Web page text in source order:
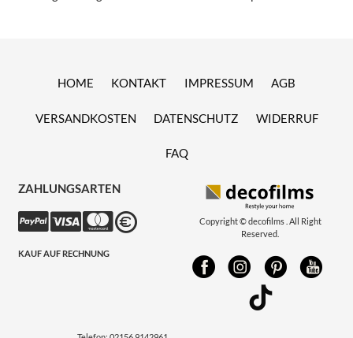
HOME KONTAKT IMPRESSUM AGB
VERSANDKOSTEN DATENSCHUTZ WIDERRUF
FAQ
ZAHLUNGSARTEN
KAUF AUF RECHNUNG
Copyright © decofilms . All Right
Reserved.